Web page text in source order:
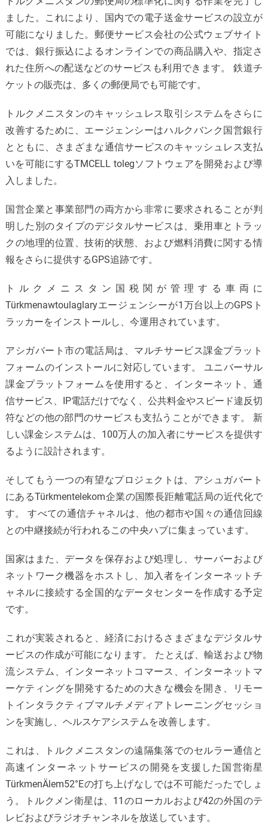
ました。これにより、国内での電子送金サービスの設立が
可能になりました。郵便サービス会社の公式ウェブサイト
では、銀行振込によるオンラインでの商品購入や、指定さ
れた住所への配送などのサービスも利用できます。 鉄道チ
ケットの販売は、多くの郵便局でも可能です。
トルクメニスタンのキャッシュレス取引システムをさらに
改善するために、エージェンシーはハルクバンク国営銀行
とともに、さまざまな通信サービスのキャッシュレス支払
いを可能にするTMCELL tolegソフトウェアを開発および導
入しました。
国営企業と事業部門の両方から非常に要求されることが判
明した別のタイプのデジタルサービスは、乗用車とトラッ
クの地理的位置、技術的状態、および燃料消費に関する情
報をさらに提供するGPS追跡です。
トルクメニスタン国税関が管理する車両に
Türkmenawtoulaglaryエージェンシーが1万台以上のGPSト
ラッカーをインストールし、今運用されています。
アシガバート市の電話局は、マルチサービス課金プラット
フォームのインストールに対応しています。 ユニバーサル
課金プラットフォームを使用すると、インターネット、通
信サービス、IP電話だけでなく、公共料金やスピード違反切
符などの他の部門のサービスも支払うことができます。 新
しい課金システムは、100万人の加入者にサービスを提供す
るように設計されます。
そしてもう一つの有望なプロジェクトは、アシュガバート
にあるTürkmentelekom企業の国際長距離電話局の近代化で
す。 すべての通信チャネルは、他の都市や国々の通信回線
との中継接続が行われるこの中央ハブに集まっています。
国家はまた、データを保存および処理し、サーバーおよび
ネットワーク機器をホストし、加入者をインターネットチ
ャネルに接続する全国的なデータセンターを作成する予定
です。
これが実装されると、経済におけるさまざまなデジタルサ
ービスの作成が可能になります。 たとえば、輸送および物
流システム、インターネットコマース、インターネットマ
ーケティングを開発するための大きな機会を開き、リモー
トインタラクティブマルチメディアトレーニングセッショ
ンを実施し、ヘルスケアシステムを改善します。
これは、トルクメニスタンの遠隔集落でのセルラー通信と
高速インターネットサービスの開発を支援した国営衛星
TürkmenÄlem52°Eの打ち上げなしでは不可能だったでしょ
う。トルクメン衛星は、11のローカルおよび42の外国のテ
レビおよびラジオチャンネルを放送しています。